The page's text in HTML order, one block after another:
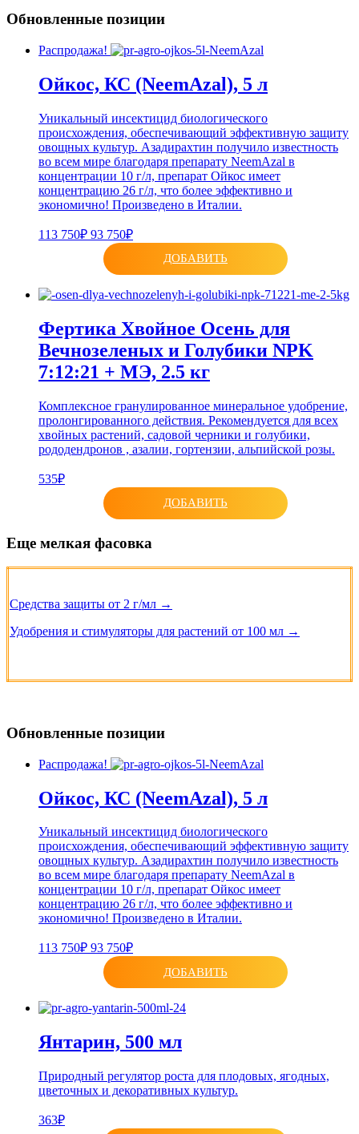
Обновленные позиции
Распродажа!
Ойкос, КС (NeemAzal), 5 л
Уникальный инсектицид биологического
происхождения, обеспечивающий эффективную защиту
овощных культур. Азадирахтин получило известность
во всем мире благодаря препарату NeemAzal в
концентрации 10 г/л, препарат Ойкос имеет
концентрацию 26 г/л, что более эффективно и
экономично! Произведено в Италии.
113 750₽ 93 750₽
ДОБАВИТЬ
Фертика Хвойное Осень для
Вечнозеленых и Голубики NPK
7:12:21 + МЭ, 2.5 кг
Комплексное гранулированное минеральное удобрение,
пролонгированного действия. Рекомендуется для всех
хвойных растений, садовой черники и голубики,
рододендронов , азалии, гортензии, альпийской розы.
535₽
ДОБАВИТЬ
Еще мелкая фасовка
Средства защиты от 2 г/мл →
Удобрения и стимуляторы для растений от 100 мл →
Обновленные позиции
Распродажа!
Ойкос, КС (NeemAzal), 5 л
Уникальный инсектицид биологического
происхождения, обеспечивающий эффективную защиту
овощных культур. Азадирахтин получило известность
во всем мире благодаря препарату NeemAzal в
концентрации 10 г/л, препарат Ойкос имеет
концентрацию 26 г/л, что более эффективно и
экономично! Произведено в Италии.
113 750₽ 93 750₽
ДОБАВИТЬ
Янтарин, 500 мл
Природный регулятор роста для плодовых, ягодных,
цветочных и декоративных культур.
363₽